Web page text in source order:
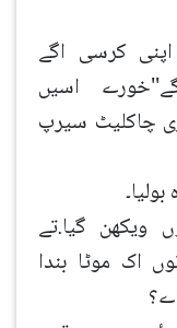
کرسی اگے
اسیں
چاکلیٹ سیرپ
ویکھن گیا.تے
اک موٹا بندا